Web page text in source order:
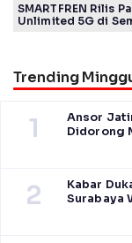
SMARTFREN Rilis
Unlimited 5G di
Trending
1
Ansor
Didorong
2
Kabar
Surabaya